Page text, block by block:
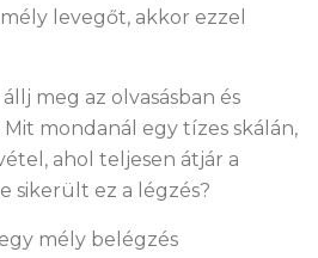
levegőt, akkor ezzel
meg az olvasásban és
mondanál egy tízes skálán,
ahol teljesen átjár a
sikerült ez a légzés?
mély belégzés